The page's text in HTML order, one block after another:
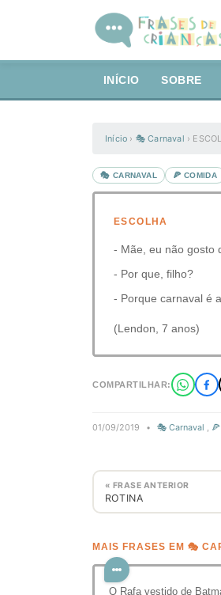
INÍCIO SOBRE
Início › 🎭 Carnaval ›
🎭 CARNAVAL 🍕 COMIDA
ESCOLHA
- Mãe, eu não gosto
- Por que, filho?
- Porque carnaval é
(Lendon, 7 anos)
COMPARTILHAR:
01/09/2019 • 🎭 Carnaval ,
« FRASE ANTERIOR
ROTINA
MAIS FRASES EM 🎭
O Rafa vestido de